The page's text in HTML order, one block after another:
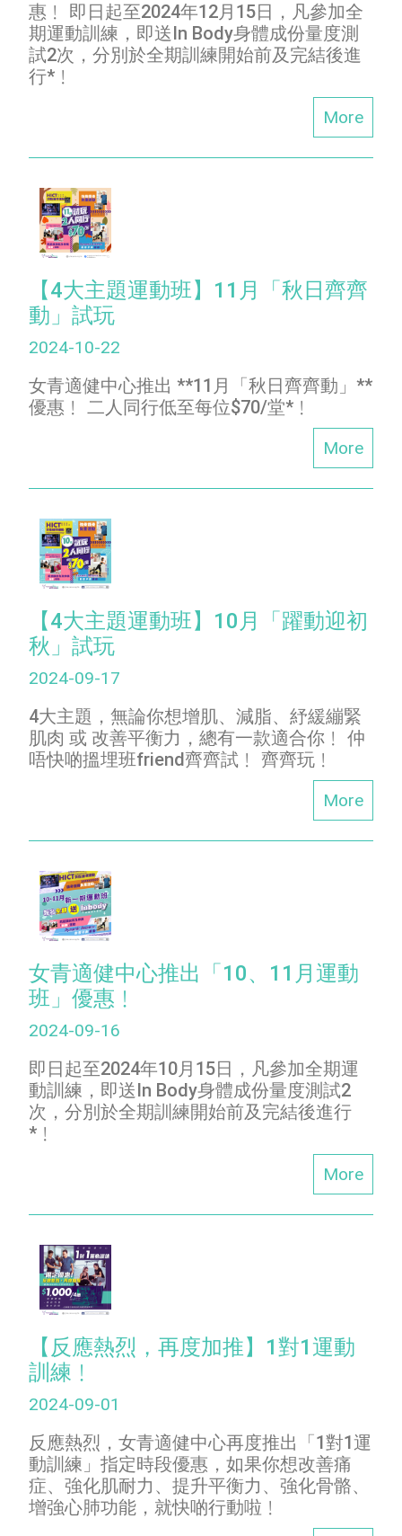
惠﹗ 即日起至2024年12月15日，凡參加全
期運動訓練，即送In Body身體成份量度測
試2次，分別於全期訓練開始前及完結後進
行*﹗
More
【4大主題運動班】11月「秋日齊齊
動」試玩
2024-10-22
女青適健中心推出 **11月「秋日齊齊動」**
優惠﹗ 二人同行低至每位$70/堂*﹗
More
【4大主題運動班】10月「躍動迎初
秋」試玩
2024-09-17
4大主題，無論你想增肌、減脂、紓緩繃緊
肌肉 或 改善平衡力，總有一款適合你﹗ 仲
唔快啲搵埋班friend齊齊試﹗ 齊齊玩﹗
More
女青適健中心推出「10、11月運動
班」優惠﹗
2024-09-16
即日起至2024年10月15日，凡參加全期運
動訓練，即送In Body身體成份量度測試2
次，分別於全期訓練開始前及完結後進行
*﹗
More
【反應熱烈，再度加推】1對1運動
訓練﹗
2024-09-01
反應熱烈，女青適健中心再度推出「1對1運
動訓練」指定時段優惠，如果你想改善痛
症、強化肌耐力、提升平衡力、強化骨骼、
增強心肺功能，就快啲行動啦﹗